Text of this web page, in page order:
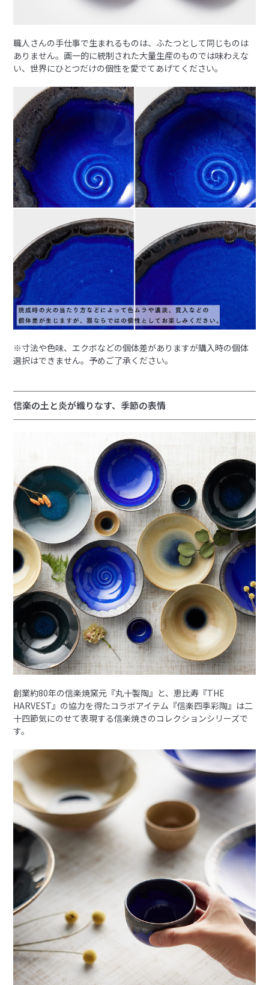
職人さんの手仕事で生まれるものは、ふたつとして同じものは
ありません。画一的に統制された大量生産のものでは味わえな
い、世界にひとつだけの個性を愛でてあげてください。
※寸法や色味、エクボなどの個体差がありますが購入時の個体
選択はできません。予めご了承ください。
信楽の土と炎が織りなす、季節の表情
創業約80年の信楽焼窯元『丸十製陶』と、恵比寿『THE
HARVEST』の協力を得たコラボアイテム『信楽四季彩陶』は二
十四節気にのせて表現する信楽焼きのコレクションシリーズで
す。